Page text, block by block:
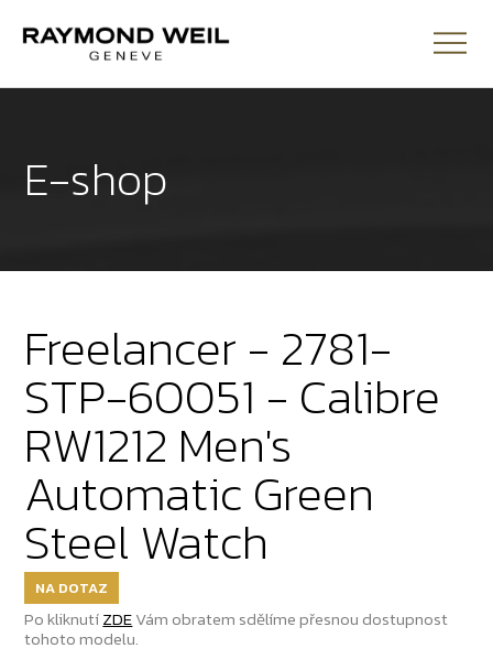
E-shop
Freelancer - 2781-
STP-60051 - Calibre
RW1212 Men's
Automatic Green
Steel Watch
NA DOTAZ
Po kliknutíZDEVám obratem sdělíme přesnou dostupnost
tohoto modelu.